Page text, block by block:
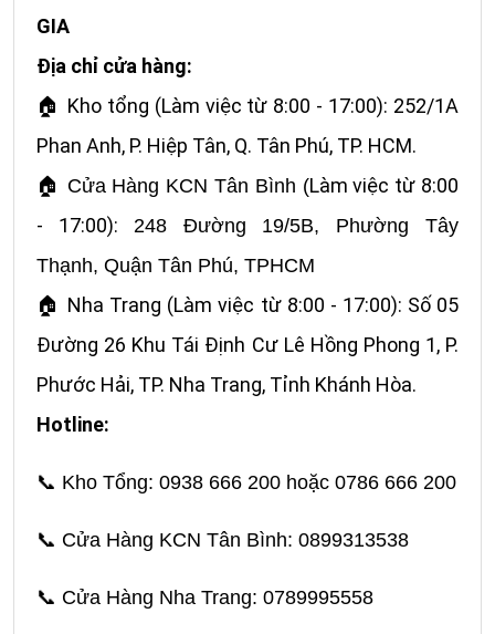
GIA
Địa chỉ cửa hàng:
🏠 Kho tổng (Làm việc từ 8:00 - 17:00): 252/1A
Phan Anh, P. Hiệp Tân, Q. Tân Phú, TP. HCM.
🏠 Cửa Hàng KCN Tân Bình (Làm việc từ 8:00
- 17:00): 248 Đường 19/5B, Phường Tây
Thạnh, Quận Tân Phú, TPHCM
🏠 Nha Trang (Làm việc từ 8:00 - 17:00): Số 05
Đường 26 Khu Tái Định Cư Lê Hồng Phong 1,P.
Phước Hải, TP. Nha Trang, Tỉnh Khánh Hòa.
Hotline:
📞 Kho Tổng: 0938 666 200 hoặc 0786 666 200
📞 Cửa Hàng KCN Tân Bình: 0899313538
📞 Cửa Hàng Nha Trang: 0789995558